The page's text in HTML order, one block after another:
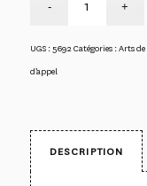
UGS : 5692Catégories :Arts
d’appel
DESCRIPTION